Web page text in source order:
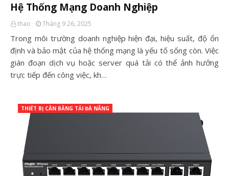
Hệ Thống Mạng Doanh Nghiệp
thao Tháng 9 26, 2025
Trong môi trường doanh nghiệp hiện đại, hiệu suất, độ ổn
định và bảo mật của hệ thống mạng là yếu tố sống còn. Việc
gián đoạn dịch vụ hoặc server quá tải có thể ảnh hưởng
trực tiếp đến công việc, kh…
THIẾT BỊ CÂN BẰNG TẢI ĐÀ NẴNG